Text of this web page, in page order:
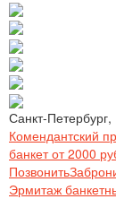
Санкт-
Комендантский
банкет от 2000
Позвонить
Эрмитаж